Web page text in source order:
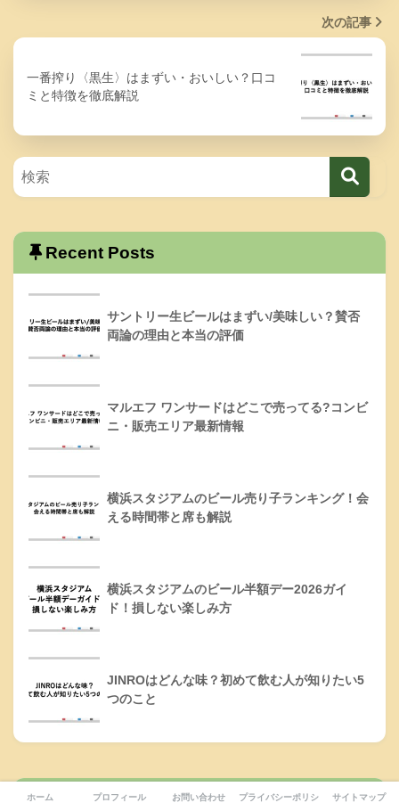
次の記事
一番搾り〈黒生〉はまずい・おいしい？口コ
ミと特徴を徹底解説
Recent Posts
サントリー生ビールはまずい/美味しい？賛否
両論の理由と本当の評価
マルエフ ワンサードはどこで売ってる?コンビ
ニ・販売エリア最新情報
横浜スタジアムのビール売り子ランキング！会
える時間帯と席も解説
横浜スタジアムのビール半額デー2026ガイ
ド！損しない楽しみ方
JINROはどんな味？初めて飲む人が知りたい5
つのこと
カテゴリー
ホーム プロフィール お問い合わせ プライバシーポリシー サイトマップ